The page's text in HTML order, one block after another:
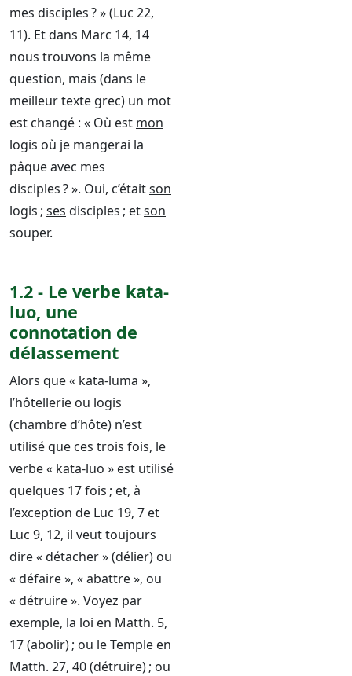
mes disciples ? » (Luc 22,
11). Et dans Marc 14, 14
nous trouvons la même
question, mais (dans le
meilleur texte grec) un mot
est changé : « Où est mon
logis où je mangerai la
pâque avec mes
disciples ? ». Oui, c’étaitson
logis ; ses disciples ; etson
souper.
1.2 - Le verbe kata-
luo, une
connotation de
délassement
Alors que « kata-luma »,
l’hôtellerie ou logis
(chambre d’hôte) n’est
utilisé que ces trois fois, le
verbe « kata-luo » est utilisé
quelques 17 fois ; et, à
l’exception de Luc 19, 7 et
Luc 9, 12, il veut toujours
dire « détacher » (délier) ou
« défaire », « abattre », ou
« détruire ». Voyez par
exemple, la loi en Matth. 5,
17 (abolir) ; ou le Temple en
Matth. 27, 40 (détruire) ; ou